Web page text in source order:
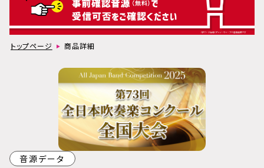
トップページ 商品詳細
音源データ